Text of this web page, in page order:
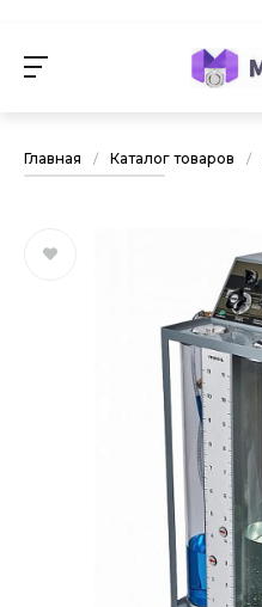
Главная / Каталог товаров /